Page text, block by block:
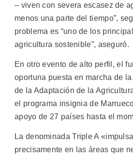
– viven con severa escasez de
menos una parte del tiempo”,
problema es “uno de los
agricultura sostenible”, aseguró.
En otro evento de alto perfil, el
oportuna puesta en marcha de
de la Adaptación de la
el programa insignia de
apoyo de 27 países hasta el
La denominada Triple A
precisamente en las áreas que